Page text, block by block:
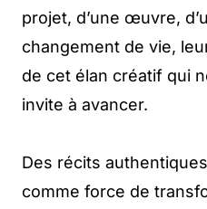
projet, d’une œuvre,
changement de vie,
de cet élan créatif qui
invite à avancer.
Des récits
comme force de